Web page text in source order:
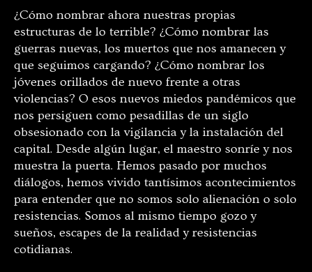
¿Cómo nombrar ahora nuestras propias
estructuras de lo terrible? ¿Cómo nombrar las
guerras nuevas, los muertos que nos amanecen y
que seguimos cargando? ¿Cómo nombrar los
jóvenes orillados de nuevo frente a otras
violencias? O esos nuevos miedos pandémicos que
nos persiguen como pesadillas de un siglo
obsesionado con la vigilancia y la instalación del
capital. Desde algún lugar, el maestro sonríe y nos
muestra la puerta. Hemos pasado por muchos
diálogos, hemos vivido tantísimos acontecimientos
para entender que no somos solo alienación o solo
resistencias. Somos al mismo tiempo gozo y
sueños, escapes de la realidad y resistencias
cotidianas.